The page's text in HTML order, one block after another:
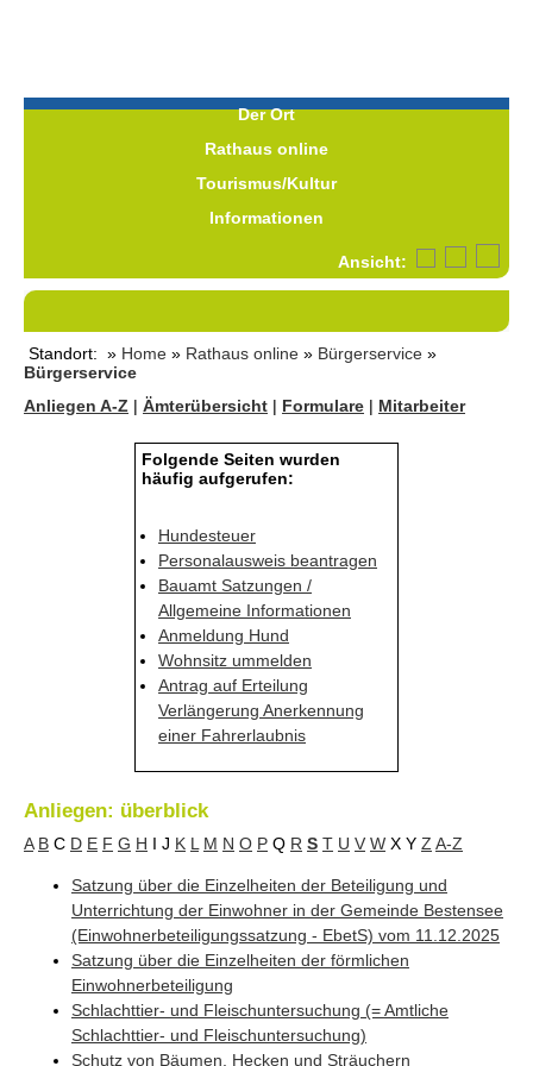
Der Ort
Rathaus online
Tourismus/Kultur
Informationen
Ansicht:
Standort: » Home » Rathaus online » Bürgerservice »
Bürgerservice
Anliegen A-Z | Ämterübersicht | Formulare | Mitarbeiter
Folgende Seiten wurden
häufig aufgerufen:
Hundesteuer
Personalausweis beantragen
Bauamt Satzungen /
Allgemeine Informationen
Anmeldung Hund
Wohnsitz ummelden
Antrag auf Erteilung
Verlängerung Anerkennung
einer Fahrerlaubnis
Anliegen: überblick
A B C D E F G H I J K L M N O P Q R S T U V W X Y Z A-Z
Satzung über die Einzelheiten der Beteiligung und
Unterrichtung der Einwohner in der Gemeinde Bestensee
(Einwohnerbeteiligungssatzung - EbetS) vom 11.12.2025
Satzung über die Einzelheiten der förmlichen
Einwohnerbeteiligung
Schlachttier- und Fleischuntersuchung (= Amtliche
Schlachttier- und Fleischuntersuchung)
Schutz von Bäumen, Hecken und Sträuchern